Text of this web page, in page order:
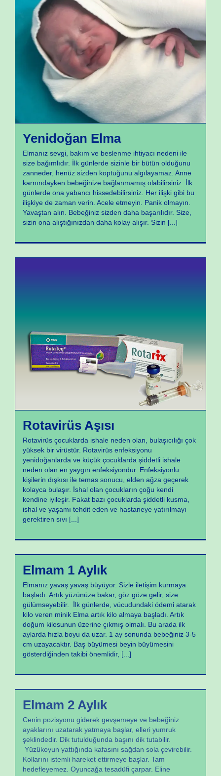
Büyüme ve Gelişme
Yenidoğan Elma
Elmanız sevgi, bakım ve beslenme ihtiyacı nedeni ile
size bağımlıdır. İlk günlerde sizinle bir bütün olduğunu
zanneder, henüz sizden koptuğunu algılayamaz. Anne
karnındayken bebeğinize bağlanmamış olabilirsiniz. İlk
günlerde ona yabancı hissedebilirsiniz. Her ilişki gibi bu
ilişkiye de zaman verin. Acele etmeyin. Panik olmayın.
Yavaştan alın. Bebeğiniz sizden daha başarılıdır. Size,
sizin ona alıştığınızdan daha kolay alışır. Sizin [...]
Aşılar
Rotavirüs Aşısı
Rotavirüs çocuklarda ishale neden olan, bulaşıcılığı çok
yüksek bir virüstür. Rotavirüs enfeksiyonu
yenidoğanlarda ve küçük çocuklarda şiddetli ishale
neden olan en yaygın enfeksiyondur. Enfeksiyonlu
kişilerin dışkısı ile temas sonucu, elden ağza geçerek
kolayca bulaşır. İshal olan çocukların çoğu kendi
kendine iyileşir. Fakat bazı çocuklarda şiddetli kusma,
ishal ve yaşamı tehdit eden ve hastaneye yatırılmayı
gerektiren sıvı [...]
Büyüme ve Gelişme
Elmam 1 Aylık
Elmanız yavaş yavaş büyüyor. Sizle iletişim kurmaya
başladı. Artık yüzünüze bakar, göz göze gelir, size
gülümseyebilir. İlk günlerde, vücudundaki ödemi atarak
kilo veren minik Elma artık kilo almaya başladı. Artık
doğum kilosunun üzerine çıkmış olmalı. Bu arada ilk
aylarda hızla boyu da uzar. 1 ay sonunda bebeğiniz 3-5
cm uzayacaktır. Baş büyümesi beyin büyümesini
gösterdiğinden takibi önemlidir, [...]
Büyüme ve Gelişme
Elmam 2 Aylık
Cenin pozisyonu giderek gevşemeye ve bebeğiniz
ayaklarını uzatarak yatmaya başlar, elleri yumruk
şeklindedir. Dik tutulduğunda başını dik tutabilir.
Yüzükoyun yattığında kafasını sağdan sola çevirebilir.
Kollarını istemli hareket ettirmeye başlar. Tam
hedefleyemez. Oyuncağa tesadüfi çarpar. Eline